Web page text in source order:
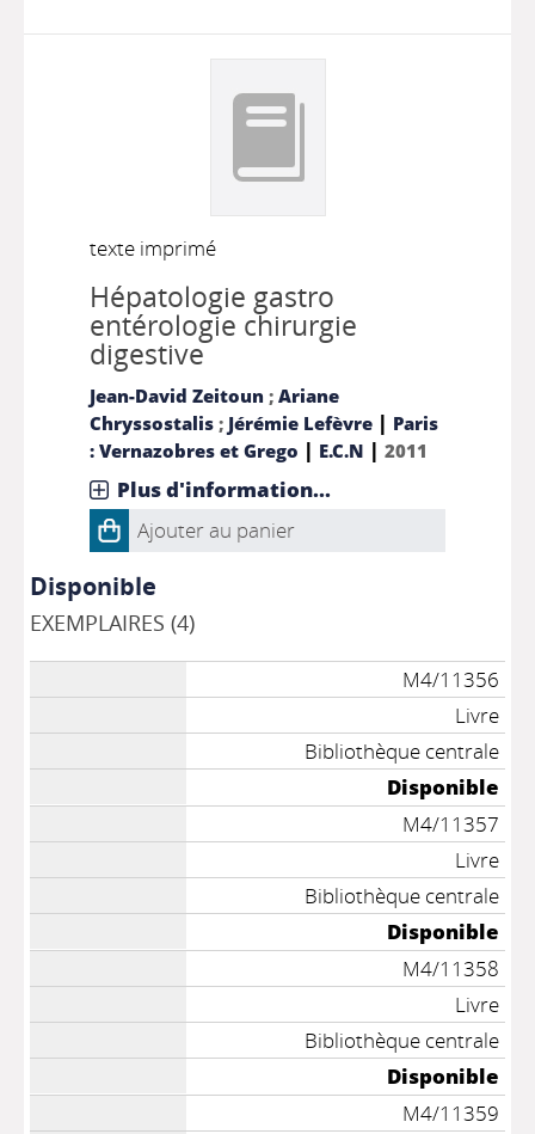
texte imprimé
Hépatologie gastro
entérologie chirurgie
digestive
Jean-David Zeitoun ; Ariane
Chryssostalis; Jérémie Lefèvre | Paris
: Vernazobres et Grego | E.C.N | 2011
Plus d'information...
Ajouter au panier
Disponible
EXEMPLAIRES (4)
M4/11356
Livre
Bibliothèque centrale
Disponible
M4/11357
Livre
Bibliothèque centrale
Disponible
M4/11358
Livre
Bibliothèque centrale
Disponible
M4/11359